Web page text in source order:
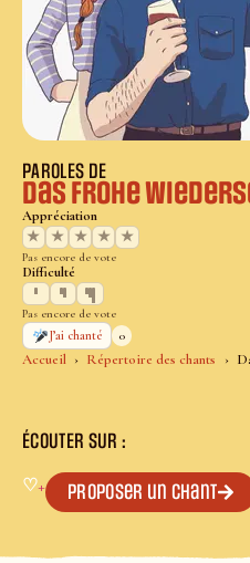
Accueil Répertoire des chants
PAROLES DE
Das frohe
Appréciation
★
★ ★ ★ ★
Pas encore de vote
Difficulté
Pas encore de vote
J’ai chanté
0
ÉCOUTER SUR :
♡+ Proposer un chant